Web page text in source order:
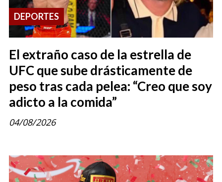
El extraño caso de la estrella de
UFC que sube drásticamente de
peso tras cada pelea: “Creo que soy
adicto a la comida”
DEPORTES
04/08/2026